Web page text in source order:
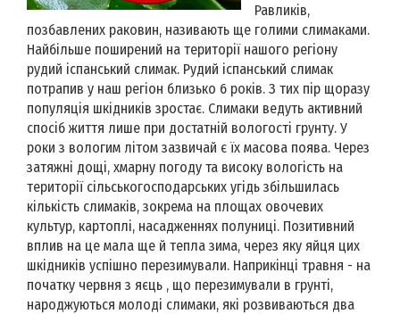
Равликів,
позбавлених раковин, називають ще голими слимаками.
Найбільше поширений на території нашого регіону
рудий іспанський слимак. Рудий іспанський слимак
потрапив у наш регіон близько 6 років. З тих пір щоразу
популяція шкідників зростає. Слимаки ведуть активний
спосіб життя лише при достатній вологості грунту. У
роки з вологим літом зазвичай є їх масова поява. Через
затяжні дощі, хмарну погоду та високу вологість на
території сільськогосподарських угідь збільшилась
кількість слимаків, зокрема на площах овочевих
культур, картоплі, насадженнях полуниці. Позитивний
вплив на це мала ще й тепла зима, через яку яйця цих
шкідників успішно перезимували. Наприкінці травня - на
початку червня з яєць , що перезимували в грунті,
народжуються молоді слимаки, які розвиваються два